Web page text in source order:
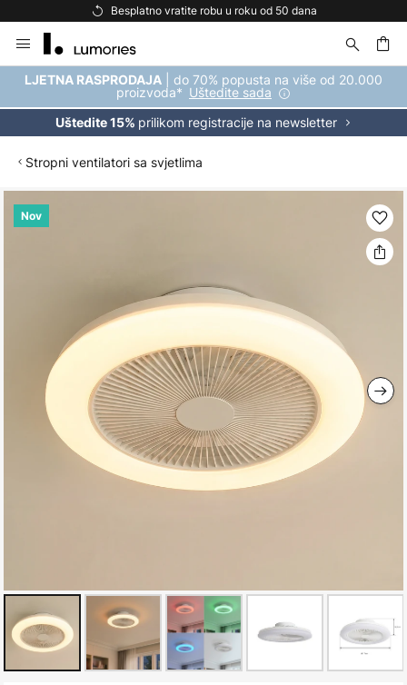
Besplatno vratite robu u roku od 50 dana
to
Content
LJETNA RASPRODAJA | do 70% popusta na više od 20.000
proizvoda* Uštedite sada
Uštedite 15% prilikom registracije na newsletter
Stropni ventilatori sa svjetlima
Nov
Skip
to